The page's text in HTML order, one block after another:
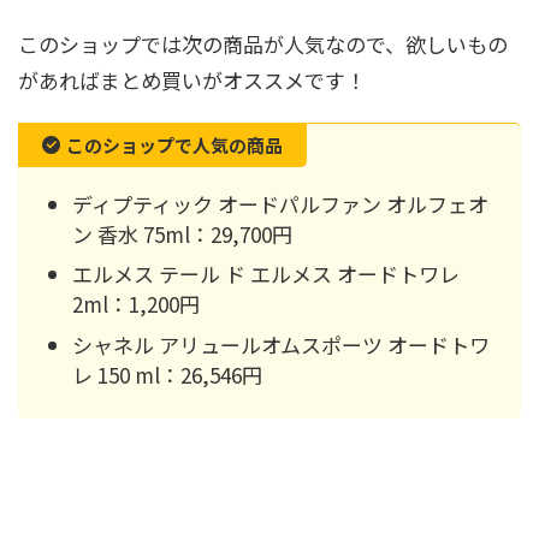
このショップでは次の商品が人気なので、欲しいもの
があればまとめ買いがオススメです！
このショップで人気の商品
ディプティック オードパルファン オルフェオ
ン 香水 75ml：29,700円
エルメス テール ド エルメス オードトワレ
2ml：1,200円
シャネル アリュールオムスポーツ オードトワ
レ 150 ml：26,546円